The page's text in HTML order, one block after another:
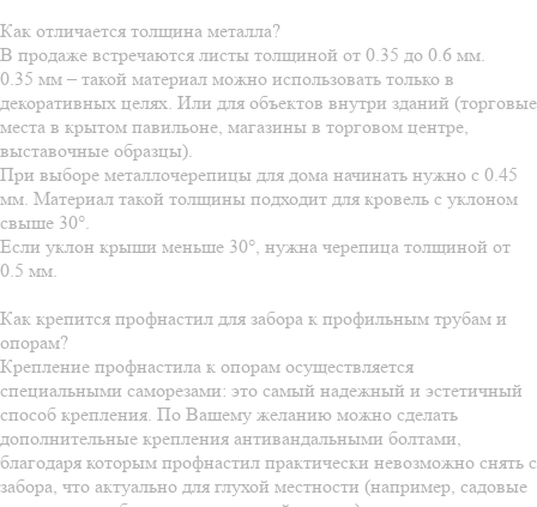
Как отличается толщина металла?
В продаже встречаются листы толщиной от 0.35 до 0.6 мм.
0.35 мм – такой материал можно использовать только в
декоративных целях. Или для объектов внутри зданий (торговые
места в крытом павильоне, магазины в торговом центре,
выставочные образцы).
При выборе металлочерепицы для дома начинать нужно с 0.45
мм. Материал такой толщины подходит для кровель с уклоном
свыше 30°.
Если уклон крыши меньше 30°, нужна черепица толщиной от
0.5 мм.
Как крепится профнастил для забора к профильным трубам и
опорам?
Крепление профнастила к опорам осуществляется
специальными саморезами: это самый надежный и эстетичный
способ крепления. По Вашему желанию можно сделать
дополнительные крепления антивандальными болтами,
благодаря которым профнастил практически невозможно снять с
забора, что актуально для глухой местности (например, садовые